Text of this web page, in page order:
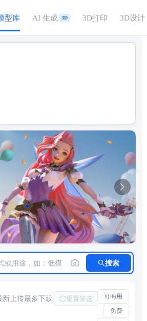
型库 AI 生成 3D 3D打印 3D设计
3D 资产 · 可下载可商用
搜索
新上传最多下载 重置筛选
可商用
免费